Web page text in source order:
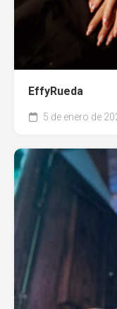
EffyRueda
5 de enero de